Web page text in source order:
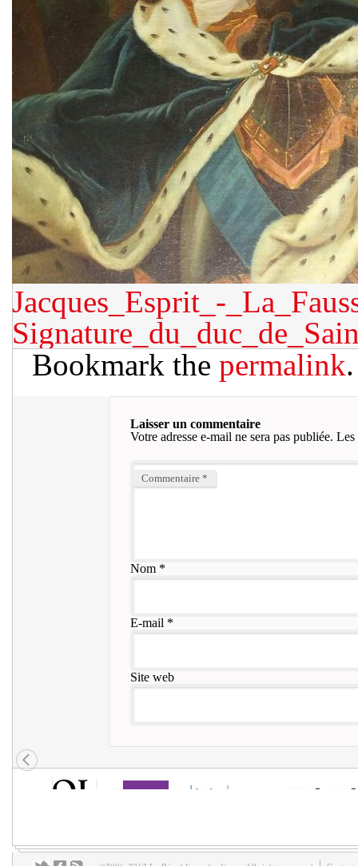
Jacques_Esprit_-
Bookmark the permalink.
Laisser un commentaire
Votre adresse e-mail ne sera pas publiée. Les
Commentaire *
Nom*
E-mail *
Site web